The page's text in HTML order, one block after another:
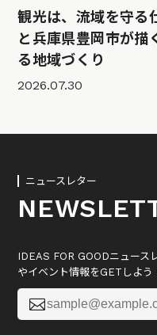
観光は、流域を守る
と兵庫県豊岡市が描
る地域づくり
2026.07.30
ニュースレター
IDEAS FOR GOODニュース
やイベント情報をGETしよう
